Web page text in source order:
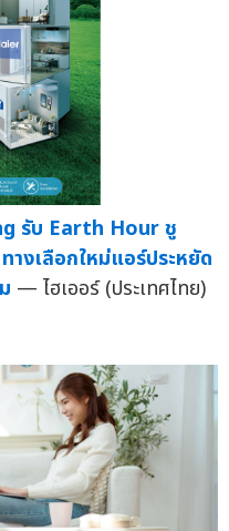
รับ Earth Hour ชู
างเลือกใหม่แอร์ประหยัด
— ไฮเออร์ (ประเทศไทย)